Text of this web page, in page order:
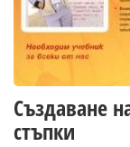
Създаване
стъпки